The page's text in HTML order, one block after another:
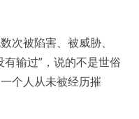
次被陷害、被威胁、
输过”，说的不是世俗
个人从未被经历摧